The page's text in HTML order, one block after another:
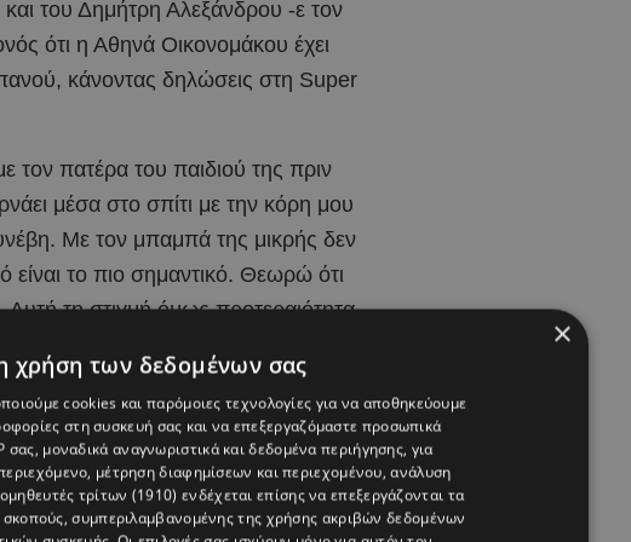
και του Δημήτρη Αλεξάνδρου -ε τον
ότι η Αθηνά Οικονομάκου έχει
κάνοντας δηλώσεις στη Super
τον πατέρα του παιδιού της πριν
μέσα στο σπίτι με την κόρη μου
Με τον μπαμπά της μικρής δεν
είναι το πιο σημαντικό. Θεωρώ ότι
Αυτή τη στιγμή όμως προτεραιότητα
δεν με νοιάζει”.
του Δημήτρη Αλεξάνδρου, η
Το σημαντικό είναι ότι βάζουν
δεν είναι λειτουργικό, καλό είναι
χρόνου, όταν ο ένας λείπει πολύ
×
χρήση των δεδομένων σας
cookies και παρόμοιες τεχνολογίες για να αποθηκεύουμε
στη συσκευή σας και να επεξεργαζόμαστε προσωπικά
μοναδικά αναγνωριστικά και δεδομένα περιήγησης, για
μέτρηση διαφημίσεων και περιεχομένου, ανάλυση
τρίτων (1910) ενδέχεται επίσης να επεξεργάζονται τα
σκοπούς, συμπεριλαμβανομένης της χρήσης ακριβών δεδομένων